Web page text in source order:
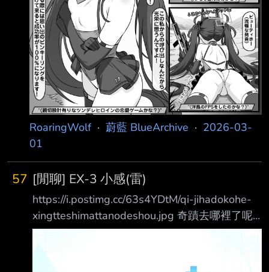
RoaringWolf· 蔚藍 BlueArchive · 2026-03-
01
57 [閒聊] EX-3 小感(雷)
https://i.postimg.cc/63s4YDtM/qi-jihadokohe-
xingtteshimattanodeshou.jpg 奇蹟去哪裡了呢?
蔚藍檔案一直以來，我認為它想帶來的是輕鬆明
快的劇情氛圍、是不管過程多麼艱辛，都 能有
美好結局的故事；不管犯下什麼錯誤，都能獲得